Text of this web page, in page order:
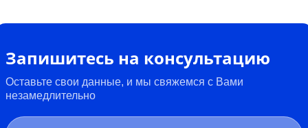
Запишитесь на консультацию
Оставьте свои данные, и мы свяжемся с Вами
незамедлительно